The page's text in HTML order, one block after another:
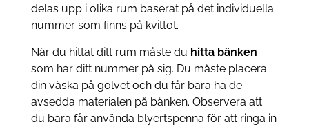
delas upp i olika rum baserat på det individuella
nummer som finns på kvittot.
När du hittat ditt rum måste du hitta bänken
som har ditt nummer på sig. Du måste placera
din väska på golvet och du får bara ha de
avsedda materialen på bänken. Observera att
du bara får använda blyertspenna för att ringa in